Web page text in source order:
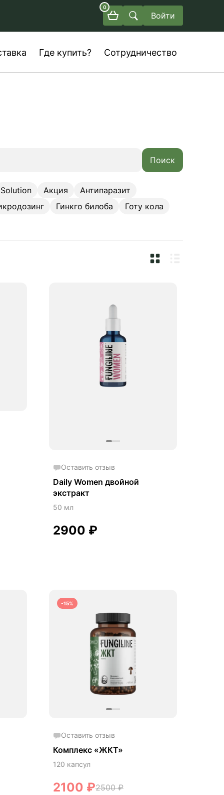
0
Войти
Где купить? Сотрудничество
Поиск
Solution Акция
Антипаразит
Гинкго билоба
Готу кола
Оставить отзыв
Daily Women двойной
экстракт
50 мл
2900 ₽
-15%
Оставить отзыв
Комплекс «ЖКТ»
120 капсул
2100 ₽2500₽